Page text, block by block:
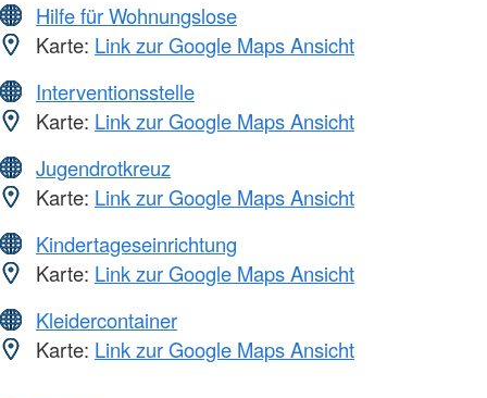
Hilfe für Wohnungslose
Karte: Link zur Google Maps Ansicht
Interventionsstelle
Karte: Link zur Google Maps Ansicht
Jugendrotkreuz
Karte: Link zur Google Maps Ansicht
Kindertageseinrichtung
Karte: Link zur Google Maps Ansicht
Kleidercontainer
Karte: Link zur Google Maps Ansicht